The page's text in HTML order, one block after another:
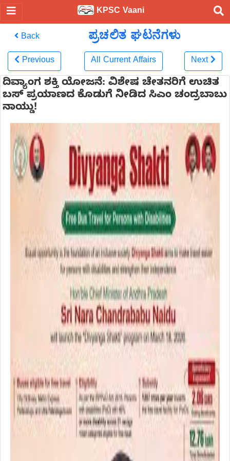
KPSC Vaani
Back ಪ್ರಚಲಿತ ಘಟನೆಗಳು
Previous All Current Affairs Next
ದಿವ್ಯಾಂಗ ಶಕ್ತಿ ಯೋಜನೆ: ವಿಶೇಷ ಚೇತನರಿಗೆ ಉಚಿತ
ಬಸ್ ಪ್ರಯಾಣದ ಕೊಡುಗೆ ನೀಡಿದ ಸಿಎಂ ಚಂದ್ರಬಾಬು
ನಾಯ್ಡು!